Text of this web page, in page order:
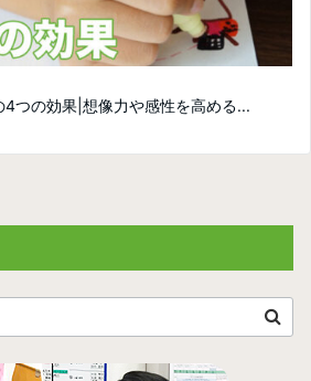
つの効果|想像力や感性を高める...